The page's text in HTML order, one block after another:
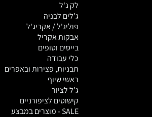
לק ג'ל
ג'לים לבניה
פוליג'ל / אקריג'ל
אבקות אקריל
בייסים וטופים
כלי עבודה
תבניות, פצירות ובאפרים
ראשי שיוף
ג'ל לציור
קישוטים לציפורניים
SALE - מוצרים במבצע